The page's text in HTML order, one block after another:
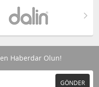
Haberdar Olun!
GÖNDER